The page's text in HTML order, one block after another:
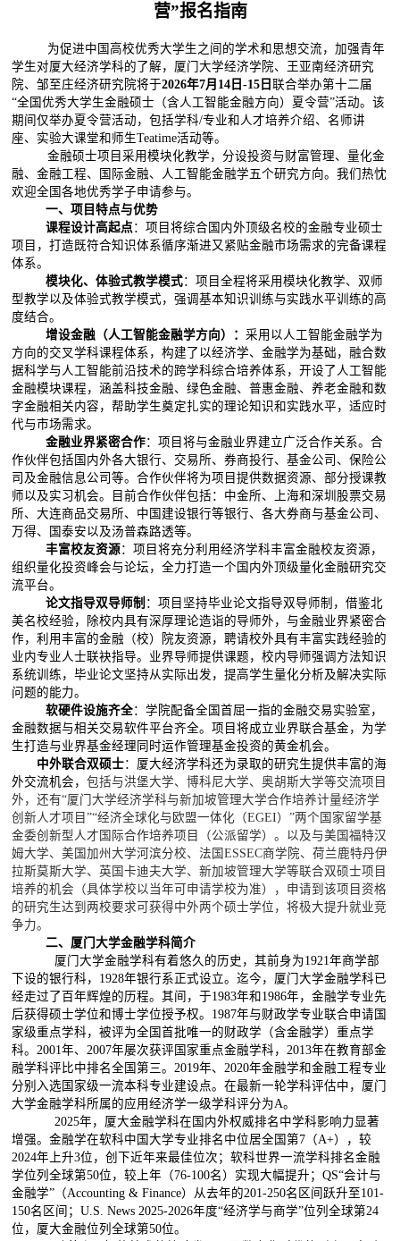
营”报名指南
为促进中国高校优秀大学生之间的学术和思想交流，加强青年
学生对厦大经济学科的了解，厦门大学经济学院、王亚南经济研究
院、邹至庄经济研究院将于2026年7月 14日 -15日 联合举办第十二届
“全国优秀大学生金融硕士（含人工智能金融方向）夏令营”活动。该
期间仅举办夏令营活动，包括学科/专业和人才培养介绍、名师讲
座、实验大课堂和师生Teatime活动等。
金融硕士项目采用模块化教学，分设投资与财富管理、量化金
融、金融工程、国际金融、人工智能金融学五个研究方向。我们热忱
欢迎全国各地优秀学子申请参与。
一、项目特点与优势
课程设计高起点 ：项目将综合国内外顶级名校的金融专业硕士
项目，打造既符合知识体系循序渐进又紧贴金融市场需求的完备课程
体系。
模块化、体验式教学模式：项目全程将采用模块化教学、双师
型教学以及体验式教学模式，强调基本知识训练与实践水平训练的高
度结合。
增设金融（人工智能金融学方向）： 采用以人工智能金融学为
方向的交叉学科课程体系，构建了以经济学、金融学为基础，融合数
据科学与人工智能前沿技术的跨学科综合培养体系，开设了人工智能
金融模块课程，涵盖科技金融、绿色金融、普惠金融、养老金融和数
字金融相关内容，帮助学生奠定扎实的理论知识和实践水平，适应时
代与市场需求。
金融业界紧密合作：项目将与金融业界建立广泛合作关系。合
作伙伴包括国内外各大银行、交易所、券商投行、基金公司、保险公
司及金融信息公司等。合作伙伴将为项目提供数据资源、部分授课教
师以及实习机会。目前合作伙伴包括：中金所、上海和深圳股票交易
所、大连商品交易所、中国建设银行等银行、各大券商与基金公司、
万得、国泰安以及汤普森路透等。
丰富校友资源：项目将充分利用经济学科丰富金融校友资源，
组织量化投资峰会与论坛，全力打造一个国内外顶级量化金融研究交
流平台。
论文指导双导师制 ：项目坚持毕业论文指导双导师制，借鉴北
美名校经验，除校内具有深厚理论造诣的导师外，与金融业界紧密合
作，利用丰富的金融（校）院友资源，聘请校外具有丰富实践经验的
业内专业人士联袂指导。业界导师提供课题，校内导师强调方法知识
系统训练，毕业论文坚持从实际出发，提高学生量化分析及解决实际
问题的能力。
软硬件设施齐全：学院配备全国首屈一指的金融交易实验室，
金融数据与相关交易软件平台齐全。项目将成立业界联合基金，为学
生打造与业界基金经理同时运作管理基金投资的黄金机会。
中外联合双硕士：厦大经济学科还为录取的研究生提供丰富的海
外交流机会， 包括与洪堡大学、博科尼大学、奥胡斯大学等交流项目
外，还有“厦门大学经济学科与新加坡管理大学合作培养计量经济学
创新人才项目 ”“经济全球化与欧盟一体化（EGEI）”两个国家留学基
金委创新型人才国际合作培养项目（公派留学）。以及与美国福特汉
姆大学、美国加州大学河滨分校、法国ESSEC商学院、荷兰鹿特丹伊
拉斯莫斯大学、英国卡迪夫大学、新加坡管理大学等联合双硕士项目
培养的机会（具体学校以当年可申请学校为准），申请到该项目资格
的研究生达到两校要求可获得中外两个硕士学位，将极大提升就业竞
争力。
二、厦门大学金融学科简介
厦门大学金融学科有着悠久的历史，其前身为1921年商学部
下设的银行科， 1928年银行系正式设立。迄今，厦门大学金融学科已
经走过了百年辉煌的历程。其间，于1983年和1986年，金融学专业先
后获得硕士学位和博士学位授予权。 1987年与财政学专业联合申请国
家级重点学科，被评为全国首批唯一的财政学（含金融学）重点学
科。 2001年、 2007年屡次获评国家重点金融学科， 2013年在教育部金
融学科评比中排名全国第三。 2019年、 2020年金融学和金融工程专业
分别入选国家级一流本科专业建设点。在最新一轮学科评估中，厦门
大学金融学科所属的应用经济学一级学科评分为A。
2025年，厦大金融学科在国内外权威排名中学科影响力显著
增强。金融学在软科中国大学专业排名中位居全国第7（A+），较
2024年上升3位，创下近年来最佳位次；软科世界一流学科排名金融
学位列全球第50位，较上年（76-100名）实现大幅提升； QS“会计与
金融学”（Accounting & Finance）从去年的201-250名区间跃升至101-
150名区间； U.S. News 2025-2026年度“经济学与商学”位列全球第24
位，厦大金融位列全球第50位。